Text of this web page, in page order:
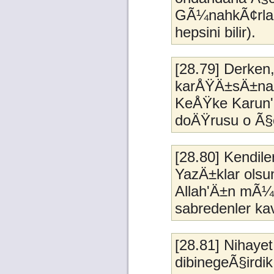
hepsini bilir).
[28.79]
KeÅŸke
doÄŸrusu o
[28.80]
YazÄ±klar
Allah'Ä±n
sabredenler
[28.81]